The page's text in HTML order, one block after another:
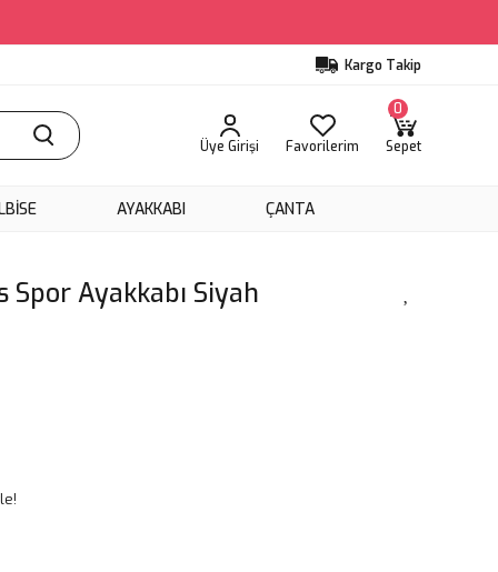
Kargo Takip
Üye Girişi Favorilerim Sepet
0
AYAKKABI ÇANTA
Spor Ayakkabı Siyah